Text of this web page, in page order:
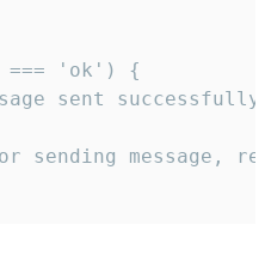
=== 'ok') {
sent
sending message,